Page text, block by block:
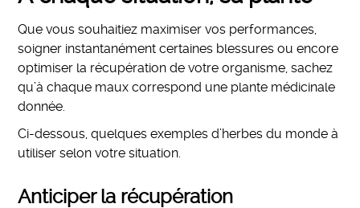
Que vous souhaitiez maximiser vos performances,
soigner instantanément certaines blessures ou encore
optimiser la récupération de votre organisme, sachez
qu’à chaque maux correspond une plante médicinale
donnée.
Ci-dessous, quelques exemples d’herbes du monde à
utiliser selon votre situation.
Anticiper la récupération